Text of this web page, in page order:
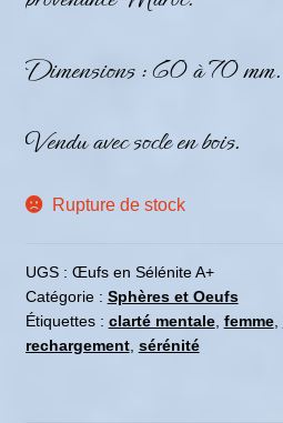
Dimensions : 60 à 70 mm.
Vendu avec socle en bois.
Rupture de stock
UGS : Œufs en Sélénite A+
Catégorie : Sphères et Oeufs
Étiquettes : clarté mentale, femme,
rechargement, sérénité